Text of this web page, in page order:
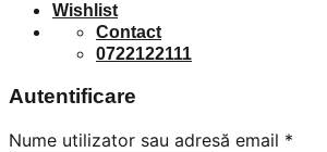
Wishlist
Contact
0722122111
Autentificare
Nume utilizator sau adresă email *